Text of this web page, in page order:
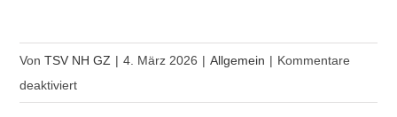
VonTSV NH GZ | 4. März 2026 | Allgemein | Kommentare
deaktiviertfür